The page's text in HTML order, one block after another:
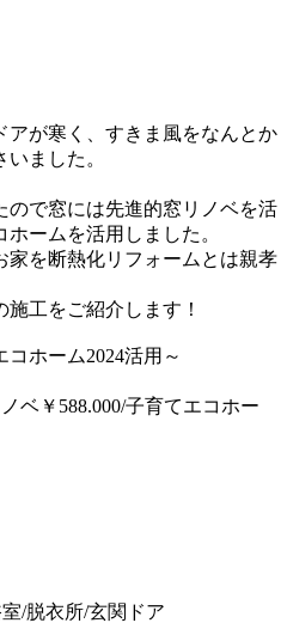
アが寒く、すきま風をなんとか
ました。
ので窓には先進的窓リノベを活
ームを活用しました。
家を断熱化リフォームとは親孝
工をご紹介します！
ホーム2024活用～
ベ￥588.000/子育てエコホー
/脱衣所/玄関ドア